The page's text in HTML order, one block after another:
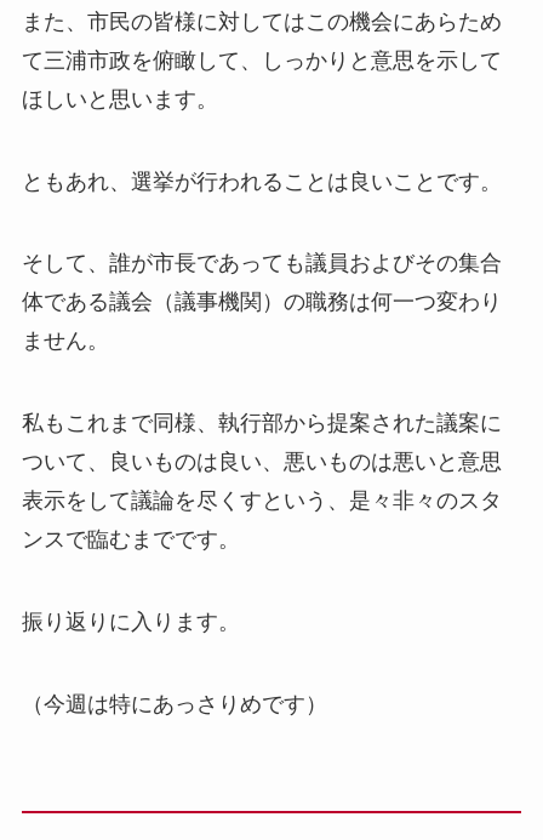
また、市民の皆様に対してはこの機会にあらため
て三浦市政を俯瞰して、しっかりと意思を示して
ほしいと思います。
ともあれ、選挙が行われることは良いことです。
そして、誰が市長であっても議員およびその集合
体である議会（議事機関）の職務は何一つ変わり
ません。
私もこれまで同様、執行部から提案された議案に
ついて、良いものは良い、悪いものは悪いと意思
表示をして議論を尽くすという、是々非々のスタ
ンスで臨むまでです。
振り返りに入ります。
（今週は特にあっさりめです）